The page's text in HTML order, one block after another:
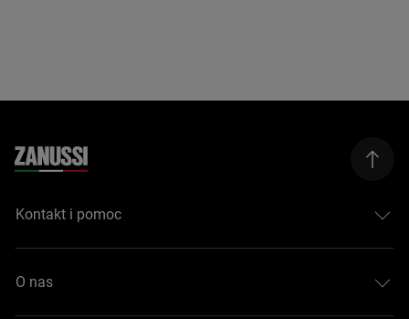
Kontakt i pomoc
O nas